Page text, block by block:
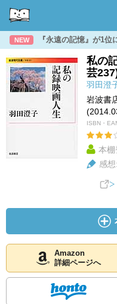
NEW 『永遠の記憶』が1
私の
芸
羽田澄
岩波書
ISBN・
本棚
感想:
Amazon
詳細ページへ